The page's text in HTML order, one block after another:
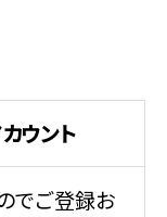
ウント
でご登録お